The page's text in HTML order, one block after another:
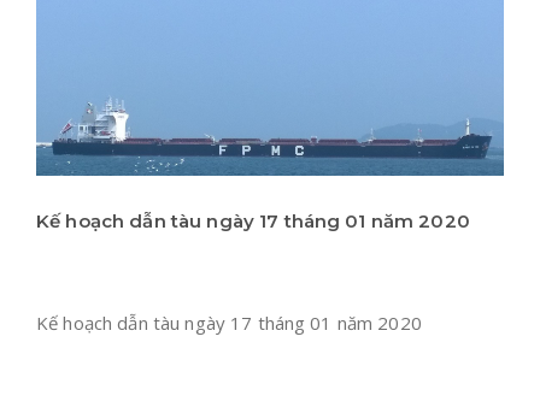
Kế hoạch dẫn tàu ngày 17 tháng 01 năm 2020
Kế hoạch dẫn tàu ngày 17 tháng 01 năm 2020